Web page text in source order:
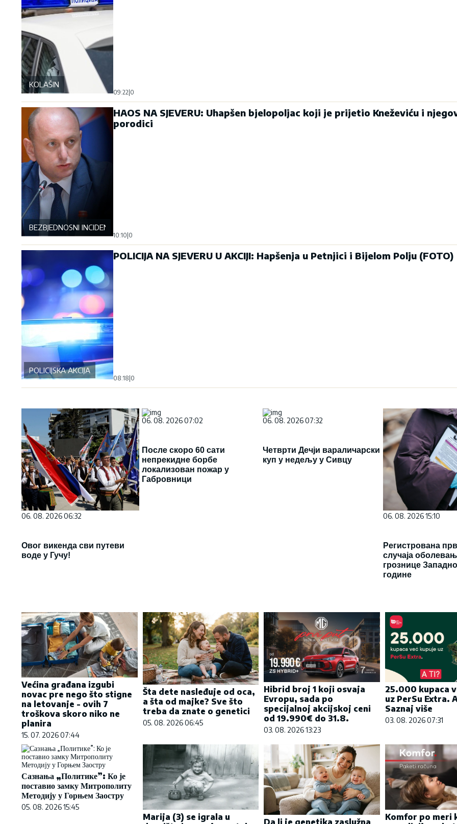
KOLAŠIN
09:22 0
BEZBJEDNOSNI INCIDENT
HAOS NA SJEVERU: Uhapšen bjelopoljac koji je prijetio Kneževiću i
porodici
10:10 0
POLICIJSKA AKCIJA
POLICIJA NA SJEVERU U AKCIJI: Hapšenja u Petnjici i Bijelom Polju (FOTO)
08:18 0
06. 08. 2026 06:32
Овог викенда сви путеви
воде у Гучу!
06. 08. 2026 07:02
После скоро 60 сати
непрекидне борбе
локализован пожар у
Габровници
06. 08. 2026 07:32
Четврти Дечји вараличарски
куп у недељу у Сивцу
06. 08. 2026 15:10
Регистрована
случаја
грознице
године
Većina građana izgubi
novac pre nego što stigne
na letovanje - ovih 7
troškova skoro niko ne
planira
15. 07. 2026 07:44
Šta dete nasleđuje od oca,
a šta od majke? Sve što
treba da znate o genetici
05. 08. 2026 06:45
Hibrid broj 1 koji osvaja
Evropu, sada po
specijalnoj akcijskoj ceni
od 19.990€ do 31.8.
03. 08. 2026 13:23
25.000 kupaca
uz PerSu Extra.
Saznaj više
03. 08. 2026 07:31
Сазнања „Политике”: Ко је
поставио замку Митрополиту
Методију у Горњем Заостру
05. 08. 2026 15:45
Marija (3) se igrala u
Komfor po meri